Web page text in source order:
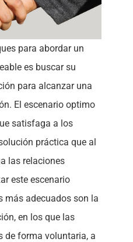
para abordar un
es buscar su
para alcanzar una
El escenario optimo
satisfaga a los
práctica que al
las relaciones
este escenario
más adecuados son la
en los que las
de forma voluntaria, a